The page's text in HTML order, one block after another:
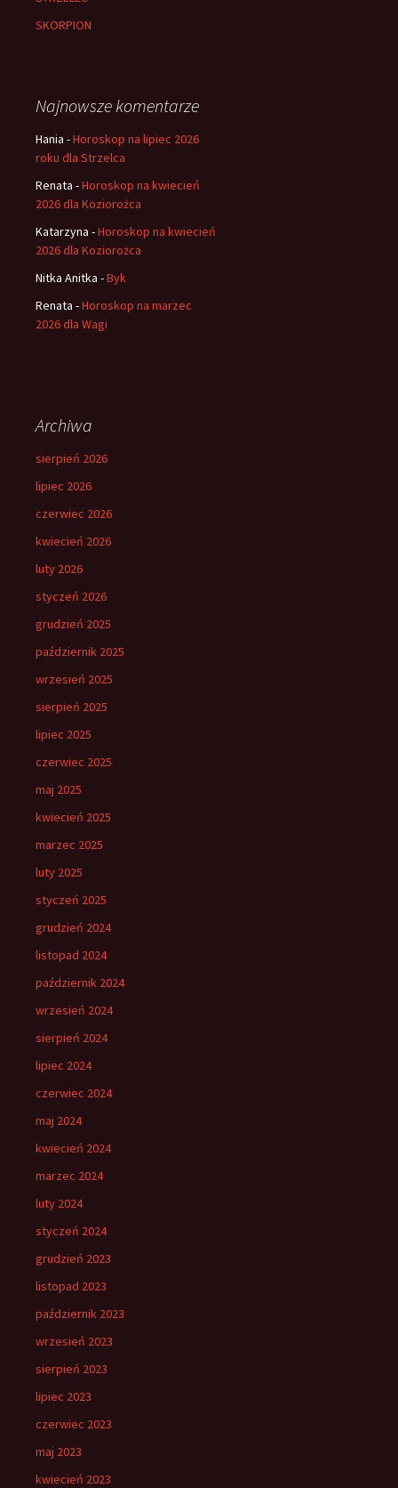
SKORPION
Najnowsze komentarze
Hania -Horoskop na lipiec 2026
roku dla Strzelca
Renata -Horoskop na kwiecień
2026 dla Koziorożca
Katarzyna -Horoskop na kwiecień
2026 dla Koziorożca
Nitka Anitka -Byk
Renata -Horoskop na marzec
2026 dla Wagi
Archiwa
sierpień 2026
lipiec 2026
czerwiec 2026
kwiecień 2026
luty 2026
styczeń 2026
grudzień 2025
październik 2025
wrzesień 2025
sierpień 2025
lipiec 2025
czerwiec 2025
maj 2025
kwiecień 2025
marzec 2025
luty 2025
styczeń 2025
grudzień 2024
listopad 2024
październik 2024
wrzesień 2024
sierpień 2024
lipiec 2024
czerwiec 2024
maj 2024
kwiecień 2024
marzec 2024
luty 2024
styczeń 2024
grudzień 2023
listopad 2023
październik 2023
wrzesień 2023
sierpień 2023
lipiec 2023
czerwiec 2023
maj 2023
kwiecień 2023